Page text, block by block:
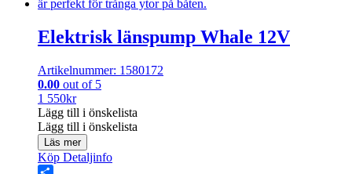
Elektrisk länspump Whale 12V
Artikelnummer: 1580172
0.00 out of 5
1 550kr
Lägg till i önskelista
Lägg till i önskelista
Läs mer
Köp Detaljinfo